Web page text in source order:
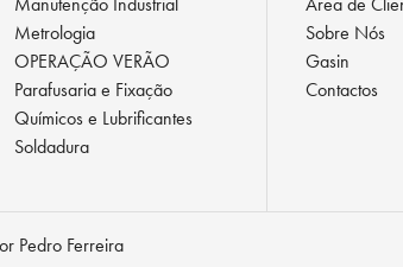
Metrologia
OPERAÇÃO VERÃO
Parafusaria e Fixação
Químicos e Lubrificantes
Soldadura
Sobre Nós
Gasin
Contactos
Pedro Ferreira